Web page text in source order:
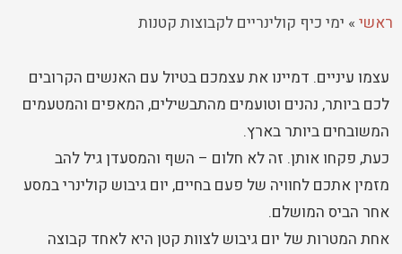
ראשי » ימי כיף קולינריים לקבוצות קטנות
עצמו עיניים. דמיינו את עצמכם בטיול עם האנשים הקרובים
לכם ביותר, נהנים וטועמים מהתבשילים, המאפים והמטעמים
המשובחים ביותר בארץ.
כעת, פקחו אותן. זה לא חלום – השף והמסעדן גיל להב
מזמין אתכם לחוויה של פעם בחיים, יום גיבוש קולינרי במסע
אחר הביס המושלם.
אחת המטרות של יום גיבוש לצוות קטן היא לאחד קבוצה